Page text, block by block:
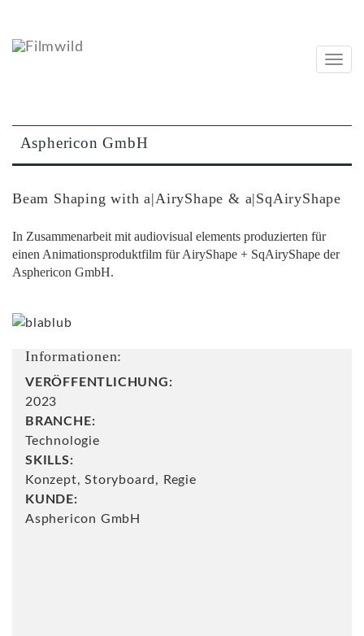
Asphericon GmbH
Beam Shaping with a|AiryShape & a|SqAiryShape
In Zusammenarbeit mit audiovisual elements produzierten für
einen Animationsproduktfilm für AiryShape + SqAiryShape der
Asphericon GmbH.
Informationen:
VERÖFFENTLICHUNG:
2023
BRANCHE:
Technologie
SKILLS:
Konzept, Storyboard, Regie
KUNDE:
Asphericon GmbH